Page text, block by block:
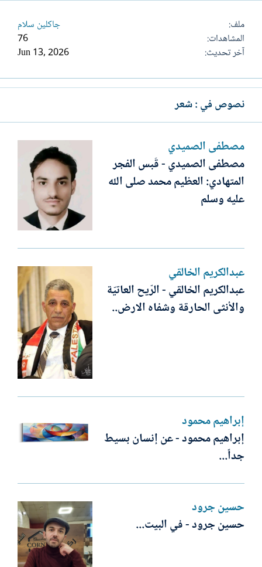
ملف
جاكلين سلام
المشاهدات
76
آخر تحديث
Jun 13, 2026
نصوص في : شعر
مصطفى الصميدي
مصطفى الصميدي - قَبس الفجر
المتهادي: العظيم محمد صلى الله
عليه وسلم
عبدالكريم الخالقي
عبدالكريم الخالقي - الرّيح العاتيّة
والأنثى الحارقة وشفاه الارض..
إبراهيم محمود
إبراهيم محمود - عن إنسان بسيط
جداً...
حسين جرود
حسين جرود - في البيت...